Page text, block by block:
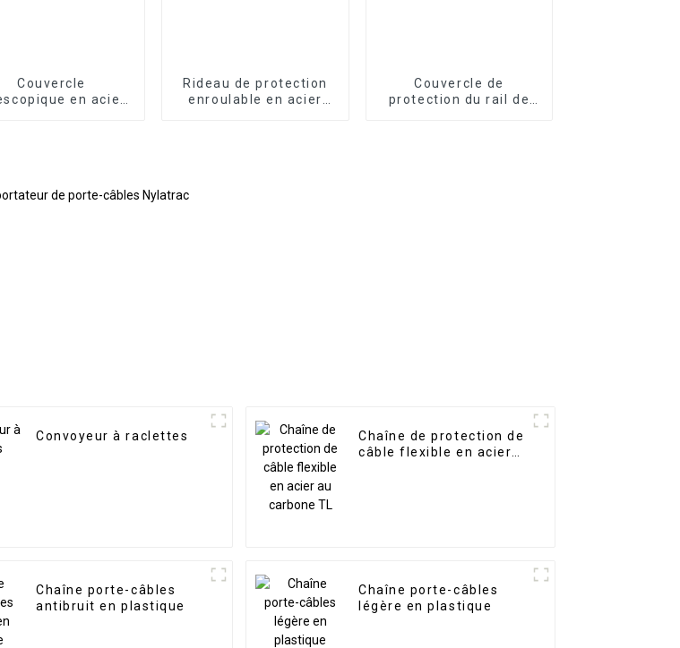
Couvercle
en acier
Rideau de protection
enroulable en acier
Couvercle de
protection du rail de
Convoyeur à raclettes
Chaîne de protection de
câble flexible en acier
Chaîne porte-câbles
antibruit en plastique
Chaîne porte-câbles
légère en plastique